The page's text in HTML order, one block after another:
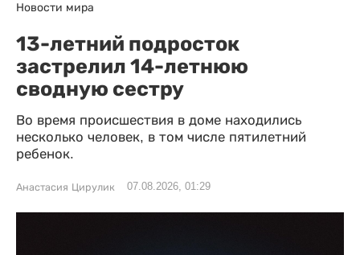
Новости мира
13-летний подросток
застрелил 14-летнюю
сводную сестру
Во время происшествия в доме находились
несколько человек, в том числе пятилетний
ребенок.
Анастасия Цирулик 07.08.2026, 01:29